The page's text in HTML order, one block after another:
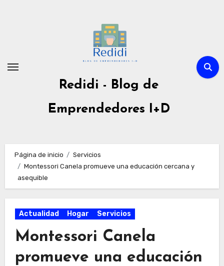
Redidi - Blog de
Emprendedores I+D
Página de inicio
Servicios
Montessori Canela promueve una educación cercana y
asequible
Actualidad Hogar Servicios
Montessori Canela
promueve una educación